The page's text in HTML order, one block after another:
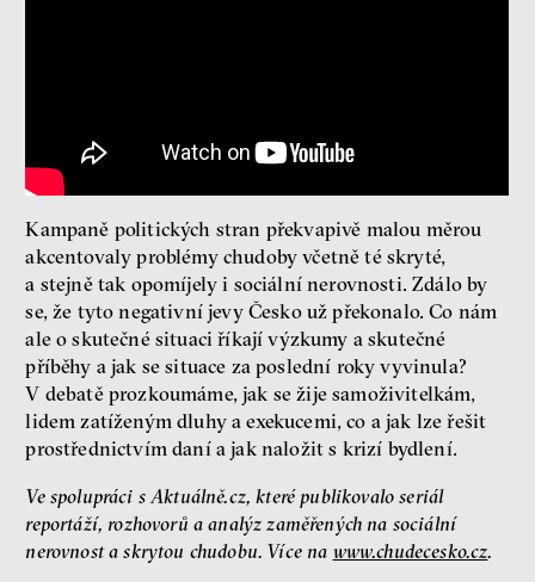
Bittner
láska technologie
Nová pravidla – o světě
pro jedno procento
s Ondřejem Slačálkem,
Miroslavem Palanským,
a Jakubem Rákosníkem
Jakub Rákosník
Ondřej Slačálek
Kampaně politických stran překvapivě malou měrou
akcentovaly problémy chudoby včetně té skryté,
a stejně tak opomíjely i sociální nerovnosti. Zdálo by
se, že tyto negativní jevy Česko už překonalo. Co nám
ale o skutečné situaci říkají výzkumy a skutečné
příběhy a jak se situace za poslední roky vyvinula?
V debatě prozkoumáme, jak se žije samoživitelkám,
lidem zatíženým dluhy a exekucemi, co a jak lze řešit
prostřednictvím daní a jak naložit s krizí bydlení.
Ve spolupráci s Aktuálně.cz, které publikovalo seriál
reportáží, rozhovorů a analýz zaměřených na sociální
nerovnost a skrytou chudobu. Více na www.chudecesko.cz.